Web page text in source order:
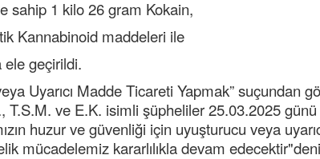
sahip 1 kilo 26 gram Kokain,
Kannabinoid maddeleri ile
geçirildi.
Uyarıcı Madde Ticareti Yapmak” suçundan
T.S.M. ve E.K. isimli şüpheliler 25.03.2025
huzur ve güvenliği için uyuşturucu veya
mücadelemiz kararlılıkla devam